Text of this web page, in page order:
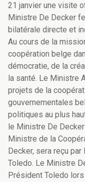
21 janvier une visite
Ministre De Decker
bilatérale directe et
Au cours de la
coopération belge
démocratie, de la
la santé. Le Ministre
projets de la
gouvernementales
politiques au plus
le Ministre De
Ministre de la
Decker, sera reçu
Toledo. Le Ministre
Président Toledo